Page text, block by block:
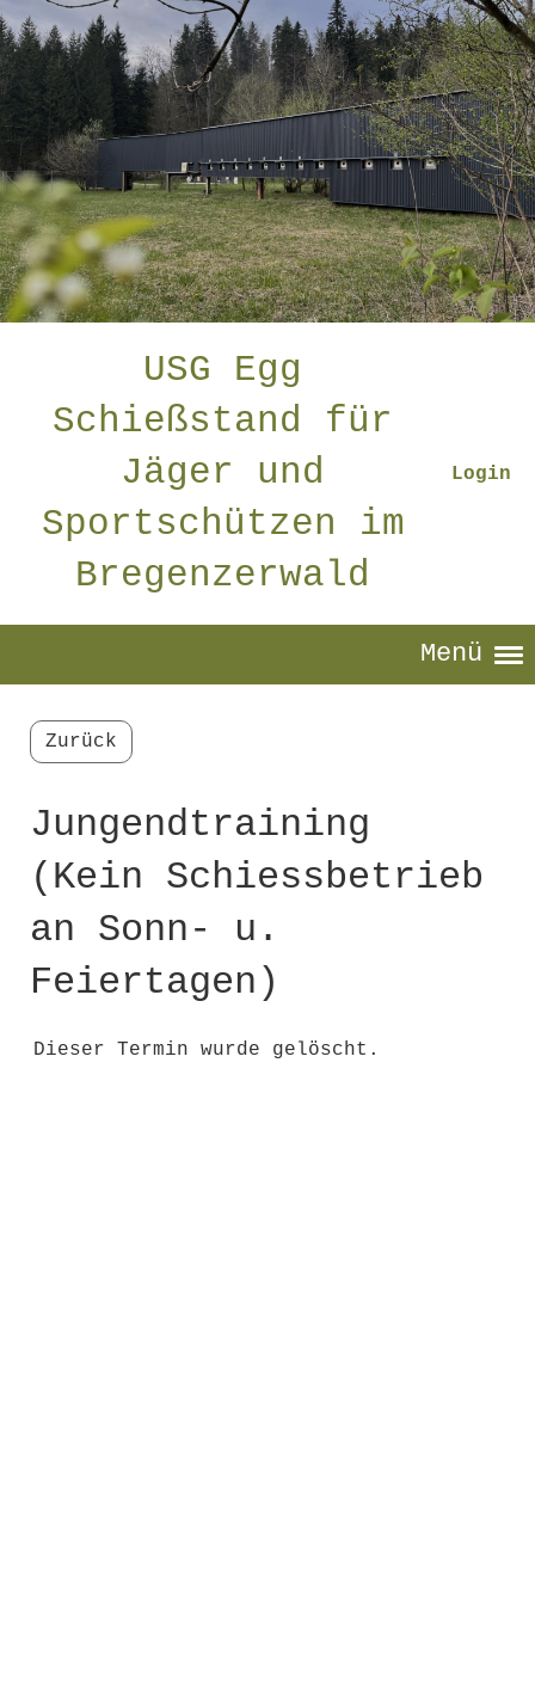
USG Egg
Schießstand für
Jäger und
Sportschützen im
Bregenzerwald
Login
Menü
Zurück
Jungendtraining
(Kein Schiessbetrieb
an Sonn- u.
Feiertagen)
Dieser Termin wurde gelöscht.